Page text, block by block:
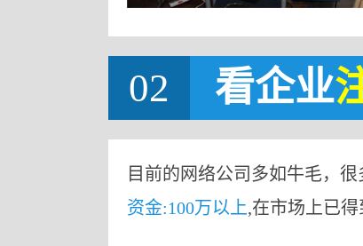
02 看企业
目前的网络公司多如牛毛，
资金:100万以上,在市场上已